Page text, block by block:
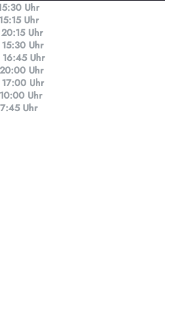
Uhr
Uhr
Uhr
Uhr
Uhr
Uhr
Uhr
Uhr
Uhr
auf einen Blick
50 Veranstaltungen in Stadt
Ob Kino, Theater, Literatur